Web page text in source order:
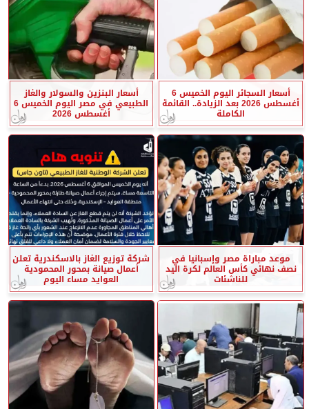
أسعار السجائر اليوم الخميس 6
أغسطس 2026 بعد الزيادة.. القائمة
الكاملة
أسعار البنزين والسولار والغاز
الطبيعي في مصر اليوم الخميس 6
أغسطس 2026
موعد مباراة مصر وإسبانيا في
نصف نهائي كأس العالم لكرة اليد
للناشئات
شركة توزيع الغاز بالاسكندرية تعلن
أعمال صيانة بمحور المحمودية
العوايد مساء اليوم